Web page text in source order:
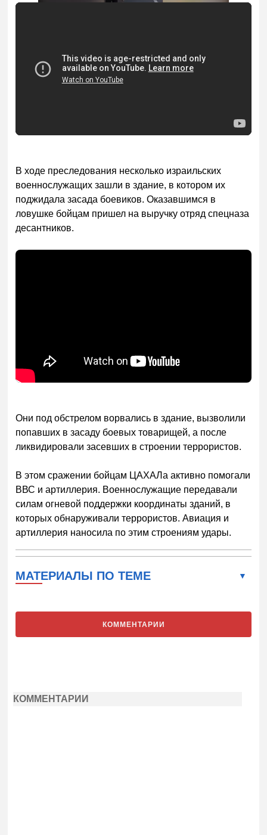
В ходе преследования несколько израильских
военнослужащих зашли в здание, в котором их
поджидала засада боевиков. Оказавшимся в
ловушке бойцам пришел на выручку отряд спецназа
десантников.
Они под обстрелом ворвались в здание, вызволили
попавших в засаду боевых товарищей, а после
ликвидировали засевших в строении террористов.
В этом сражении бойцам ЦАХАЛа активно помогали
ВВС и артиллерия. Военнослужащие передавали
силам огневой поддержки координаты зданий, в
которых обнаруживали террористов. Авиация и
артиллерия наносила по этим строениям удары.
МАТЕРИАЛЫ ПО ТЕМЕ
КОММЕНТАРИИ
КОММЕНТАРИИ